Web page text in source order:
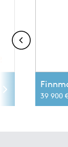
39 900